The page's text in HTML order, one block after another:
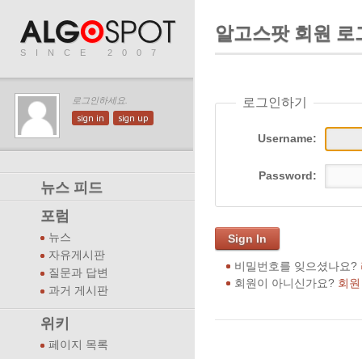
SINCE 2007
로그인하세요.
sign in sign up
뉴스 피드
포럼
뉴스
자유게시판
질문과 답변
과거 게시판
위키
페이지 목록
알고스팟 회원 로
로그인하기
Username:
Password:
Sign In
비밀번호를 잊으셨나요?
회원이 아니신가요? 회